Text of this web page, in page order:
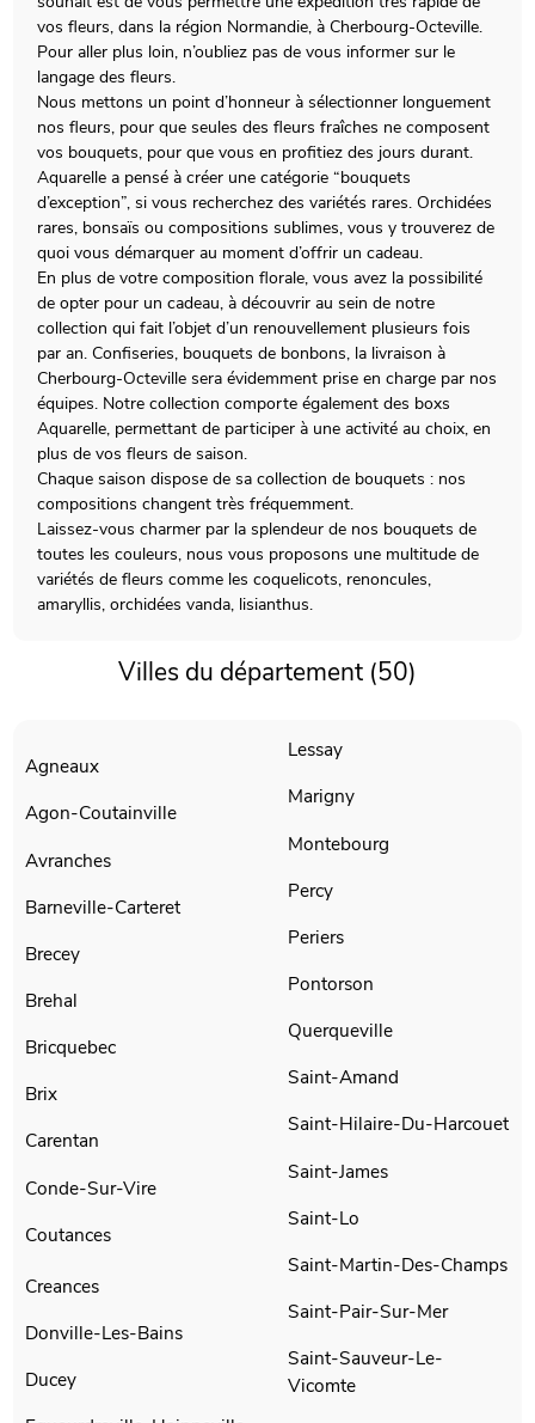
vos fleurs, dans la région Normandie, à Cherbourg-Octeville.
Pour aller plus loin, n’oubliez pas de vous informer sur le
langage des fleurs.
Nous mettons un point d’honneur à sélectionner longuement
nos fleurs, pour que seules des fleurs fraîches ne composent
vos bouquets, pour que vous en profitiez des jours durant.
Aquarelle a pensé à créer une catégorie “bouquets
d’exception”, si vous recherchez des variétés rares. Orchidées
rares, bonsaïs ou compositions sublimes, vous y trouverez de
quoi vous démarquer au moment d’offrir un cadeau.
En plus de votre composition florale, vous avez la possibilité
de opter pour un cadeau, à découvrir au sein de notre
collection qui fait l’objet d’un renouvellement plusieurs fois
par an. Confiseries, bouquets de bonbons, la livraison à
Cherbourg-Octeville sera évidemment prise en charge par nos
équipes. Notre collection comporte également des boxs
Aquarelle, permettant de participer à une activité au choix, en
plus de vos fleurs de saison.
Chaque saison dispose de sa collection de bouquets : nos
compositions changent très fréquemment.
Laissez-vous charmer par la splendeur de nos bouquets de
toutes les couleurs, nous vous proposons une multitude de
variétés de fleurs comme les coquelicots, renoncules,
amaryllis, orchidées vanda, lisianthus.
Villes du département (50)
Agneaux
Agon-Coutainville
Avranches
Barneville-Carteret
Brecey
Brehal
Bricquebec
Brix
Carentan
Conde-Sur-Vire
Coutances
Creances
Donville-Les-Bains
Ducey
Lessay
Marigny
Montebourg
Percy
Periers
Pontorson
Querqueville
Saint-Amand
Saint-Hilaire-Du-Harcouet
Saint-James
Saint-Lo
Saint-Martin-Des-Champs
Saint-Pair-Sur-Mer
Saint-Sauveur-Le-
Vicomte